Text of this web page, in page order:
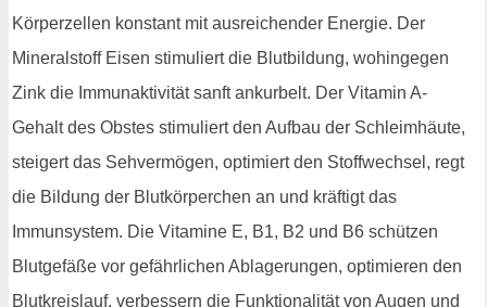
Körperzellen konstant mit ausreichender Energie. Der
Mineralstoff Eisen stimuliert die Blutbildung, wohingegen
Zink die Immunaktivität sanft ankurbelt. Der Vitamin A-
Gehalt des Obstes stimuliert den Aufbau der Schleimhäute,
steigert das Sehvermögen, optimiert den Stoffwechsel, regt
die Bildung der Blutkörperchen an und kräftigt das
Immunsystem. Die Vitamine E, B1, B2 und B6 schützen
Blutgefäße vor gefährlichen Ablagerungen, optimieren den
Blutkreislauf, verbessern die Funktionalität von Augen und